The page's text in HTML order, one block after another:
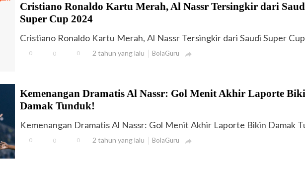
Cristiano Ronaldo Kartu Merah, Al Nassr Tersingkir dari
Super Cup 2024
Cristiano Ronaldo Kartu Merah, Al Nassr Tersingkir dari Saudi Super
0 0 0 2 tahun yang lalu BolaGuru 
Kemenangan Dramatis Al Nassr: Gol Menit Akhir Laporte
Damak Tunduk!
Kemenangan Dramatis Al Nassr: Gol Menit Akhir Laporte Bikin Damak
0 0 0 2 tahun yang lalu BolaGuru 